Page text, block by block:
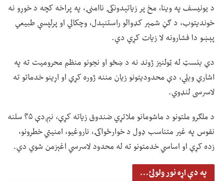
د یونیسف په وینا، مخ پر زیاتېدونکۍ ناامنۍ، په پراخه کچه د خوړو نه
خوندیتوب، د ګڼ شمېر کډوالو راستنېدل، وچکالي او پرلپسې طبیعي
پېښو دا فشارونه لا زیات کړي دي.
دې بنسټ له ټولنیز ژوند نه د ښځو او نجونو منظم محرومیت ته په
اشارې ویلي، دې محدودیتونو زیان مننه ژوره کړې او اړینو خدماتو ته
لاسرسی لنډوي.
د ملګرو ملتونو د ماشومانو ملاتړي ضندوق زیاته کړې، نېږدې ۴۵ سلنه
نفوس په غیر متناسب ډول د خوارځواکۍ، ناروغیو، امنیتي خطرونو،
زده کړې او اساسي خدمتونو ته له محدود لاسرسي اغېزمن شوي دي.
په دې اړه نور ولولئ...